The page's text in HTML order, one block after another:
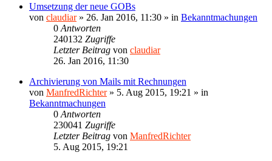
Umsetzung der neue GOBs
von claudiar» 26. Jan 2016, 11:30 » in Bekanntmachungen
0 Antworten
240132 Zugriffe
Letzter Beitrag von claudiar
26. Jan 2016, 11:30
Archivierung von Mails mit Rechnungen
von ManfredRichter» 5. Aug 2015, 19:21 » in
Bekanntmachungen
0 Antworten
230041 Zugriffe
Letzter Beitrag von ManfredRichter
5. Aug 2015, 19:21